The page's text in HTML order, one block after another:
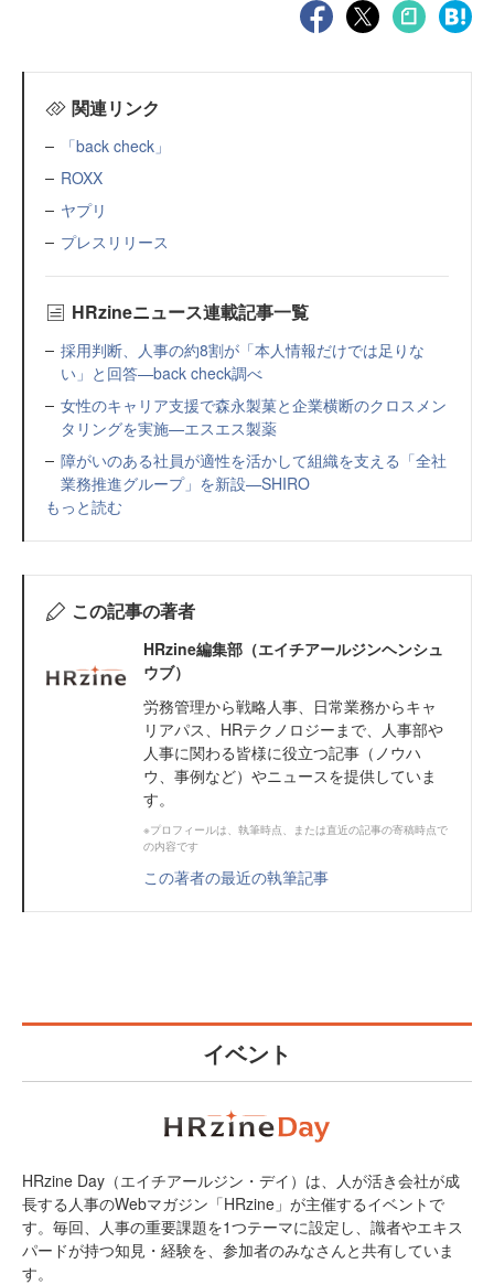
関連リンク
「back check」
ROXX
ヤプリ
プレスリリース
HRzineニュース連載記事一覧
採用判断、人事の約8割が「本人情報だけでは足りな
い」と回答—back check調べ
女性のキャリア支援で森永製菓と企業横断のクロスメン
タリングを実施—エスエス製薬
障がいのある社員が適性を活かして組織を支える「全社
業務推進グループ」を新設—SHIRO
もっと読む
この記事の著者
HRzine編集部（エイチアールジンヘンシュ
ウブ）
労務管理から戦略人事、日常業務からキャ
リアパス、HRテクノロジーまで、人事部や
人事に関わる皆様に役立つ記事（ノウハ
ウ、事例など）やニュースを提供していま
す。
※プロフィールは、執筆時点、または直近の記事の寄稿時点で
の内容です
この著者の最近の執筆記事
イベント
HRzine Day（エイチアールジン・デイ）は、人が活き会社が成
長する人事のWebマガジン「HRzine」が主催するイベントで
す。毎回、人事の重要課題を1つテーマに設定し、識者やエキス
パードが持つ知見・経験を、参加者のみなさんと共有していま
す。